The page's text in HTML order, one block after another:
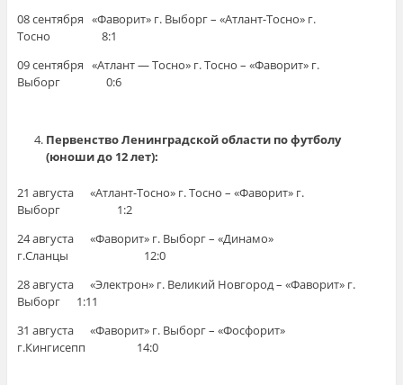
08 сентября «Фаворит» г. Выборг – «Атлант-Тосно» г.
Тосно 8:1
09 сентября «Атлант — Тосно» г. Тосно – «Фаворит» г.
Выборг 0:6
Первенство Ленинградской области по футболу
(юноши до 12 лет):
21 августа «Атлант-Тосно» г. Тосно – «Фаворит» г.
Выборг 1:2
24 августа «Фаворит» г. Выборг – «Динамо»
г.Сланцы 12:0
28 августа «Электрон» г. Великий Новгород – «Фаворит» г.
Выборг 1:11
31 августа «Фаворит» г. Выборг – «Фосфорит»
г.Кингисепп 14:0